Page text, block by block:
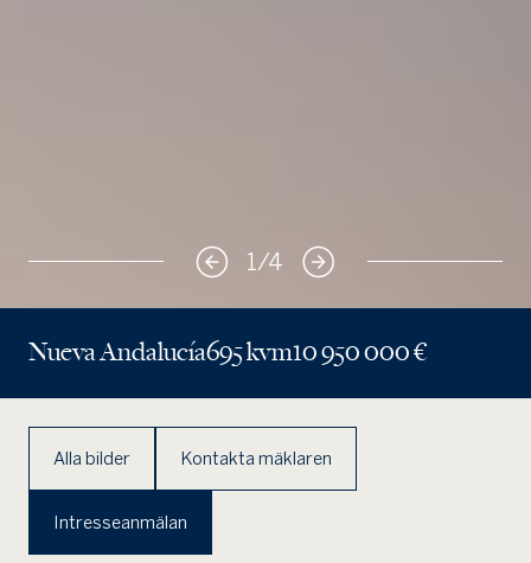
1/4
Nueva Andalucía695 kvm10 950 000 €
Alla bilder Kontakta mäklaren
Intresseanmälan